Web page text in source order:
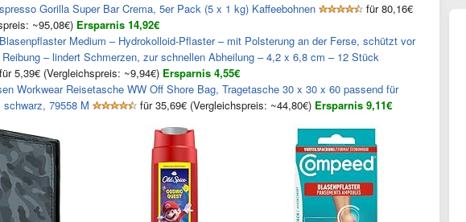
Gorilla Super Bar Crema, 5er Pack (5 x 1 kg) Kaffeebohnen
für 80,16€
~95,08€) Ersparnis 14,92€
Medium – Hydrokolloid-Pflaster – mit Polsterung an der Ferse, schützt vor
– lindert Schmerzen, zur schnellen Abheilung – 4,2 x 6,8 cm – 12 Stück
für 5,39€ (Vergleichspreis: ~9,94€) Ersparnis 4,55€
Workwear Reisetasche WW Off Shore Bag, Tragetasche 30 x 30 x 60 passend für
schwarz, 79558 M
für 35,69€ (Vergleichspreis: ~44,80€) Ersparnis 9,11€